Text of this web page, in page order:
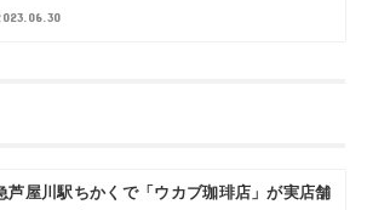
芦屋川駅ちかくで「ウカブ珈琲店」が実店舗